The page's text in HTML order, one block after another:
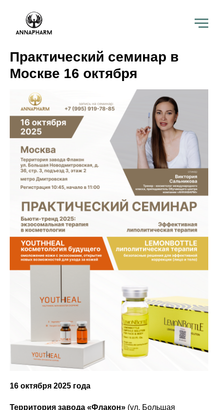
Практический семинар в
Москве 16 октября
16 октября 2025 года
Территория завода «Флакон» (ул. Большая